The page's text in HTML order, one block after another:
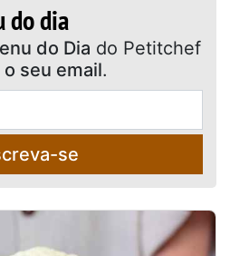
do dia
do Dia do Petitchef
seu email.
se